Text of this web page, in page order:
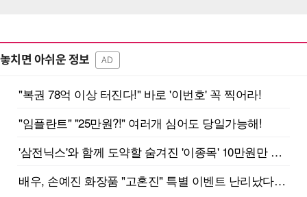
놓치면 아쉬운 정보 AD